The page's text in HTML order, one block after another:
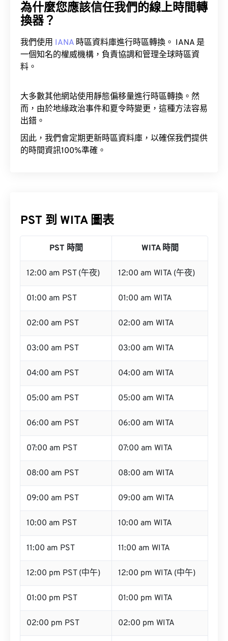
為什麼您應該信任我們的線上時間轉
換器？
我們使用 IANA 時區資料庫進行時區轉換。 IANA 是
一個知名的權威機構，負責協調和管理全球時區資
料。
大多數其他網站使用靜態偏移量進行時區轉換。然
而，由於地緣政治事件和夏令時變更，這種方法容易
出錯。
因此，我們會定期更新時區資料庫，以確保我們提供
的時間資訊100%準確。
PST 到 WITA 圖表
PST 時間 WITA 時間
12:00 am PST (午夜) 12:00 am WITA (午夜)
01:00 am PST 01:00 am WITA
02:00 am PST 02:00 am WITA
03:00 am PST 03:00 am WITA
04:00 am PST 04:00 am WITA
05:00 am PST 05:00 am WITA
06:00 am PST 06:00 am WITA
07:00 am PST 07:00 am WITA
08:00 am PST 08:00 am WITA
09:00 am PST 09:00 am WITA
10:00 am PST 10:00 am WITA
11:00 am PST 11:00 am WITA
12:00 pm PST (中午) 12:00 pm WITA (中午)
01:00 pm PST 01:00 pm WITA
02:00 pm PST 02:00 pm WITA